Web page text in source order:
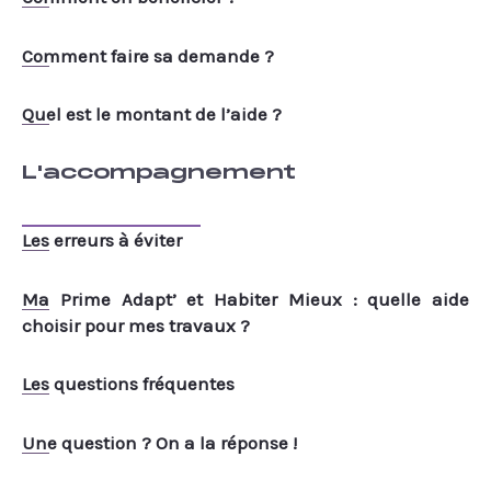
Comment faire sa demande ?
Quel est le montant de l’aide ?
L'accompagnement
Les erreurs à éviter
Ma Prime Adapt’ et Habiter Mieux : quelle aide
choisir pour mes travaux ?
Les questions fréquentes
Une question ? On a la réponse !